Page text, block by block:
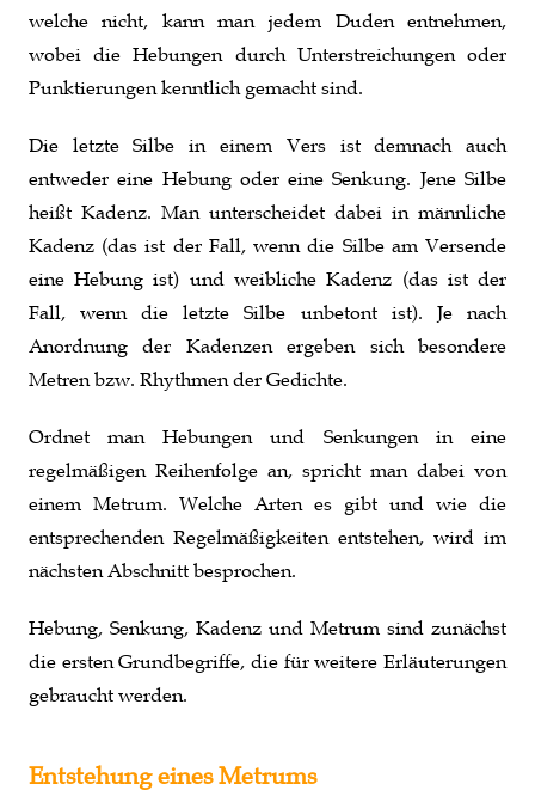
welche nicht, kann man jedem Duden entnehmen,
wobei die Hebungen durch Unterstreichungen oder
Punktierungen kenntlich gemacht sind.
Die letzte Silbe in einem Vers ist demnach auch
entweder eine Hebung oder eine Senkung. Jene Silbe
heißt Kadenz. Man unterscheidet dabei in männliche
Kadenz (das ist der Fall, wenn die Silbe am Versende
eine Hebung ist) und weibliche Kadenz (das ist der
Fall, wenn die letzte Silbe unbetont ist). Je nach
Anordnung der Kadenzen ergeben sich besondere
Metren bzw. Rhythmen der Gedichte.
Ordnet man Hebungen und Senkungen in eine
regelmäßigen Reihenfolge an, spricht man dabei von
einem Metrum. Welche Arten es gibt und wie die
entsprechenden Regelmäßigkeiten entstehen, wird im
nächsten Abschnitt besprochen.
Hebung, Senkung, Kadenz und Metrum sind zunächst
die ersten Grundbegriffe, die für weitere Erläuterungen
gebraucht werden.
Entstehung eines Metrums